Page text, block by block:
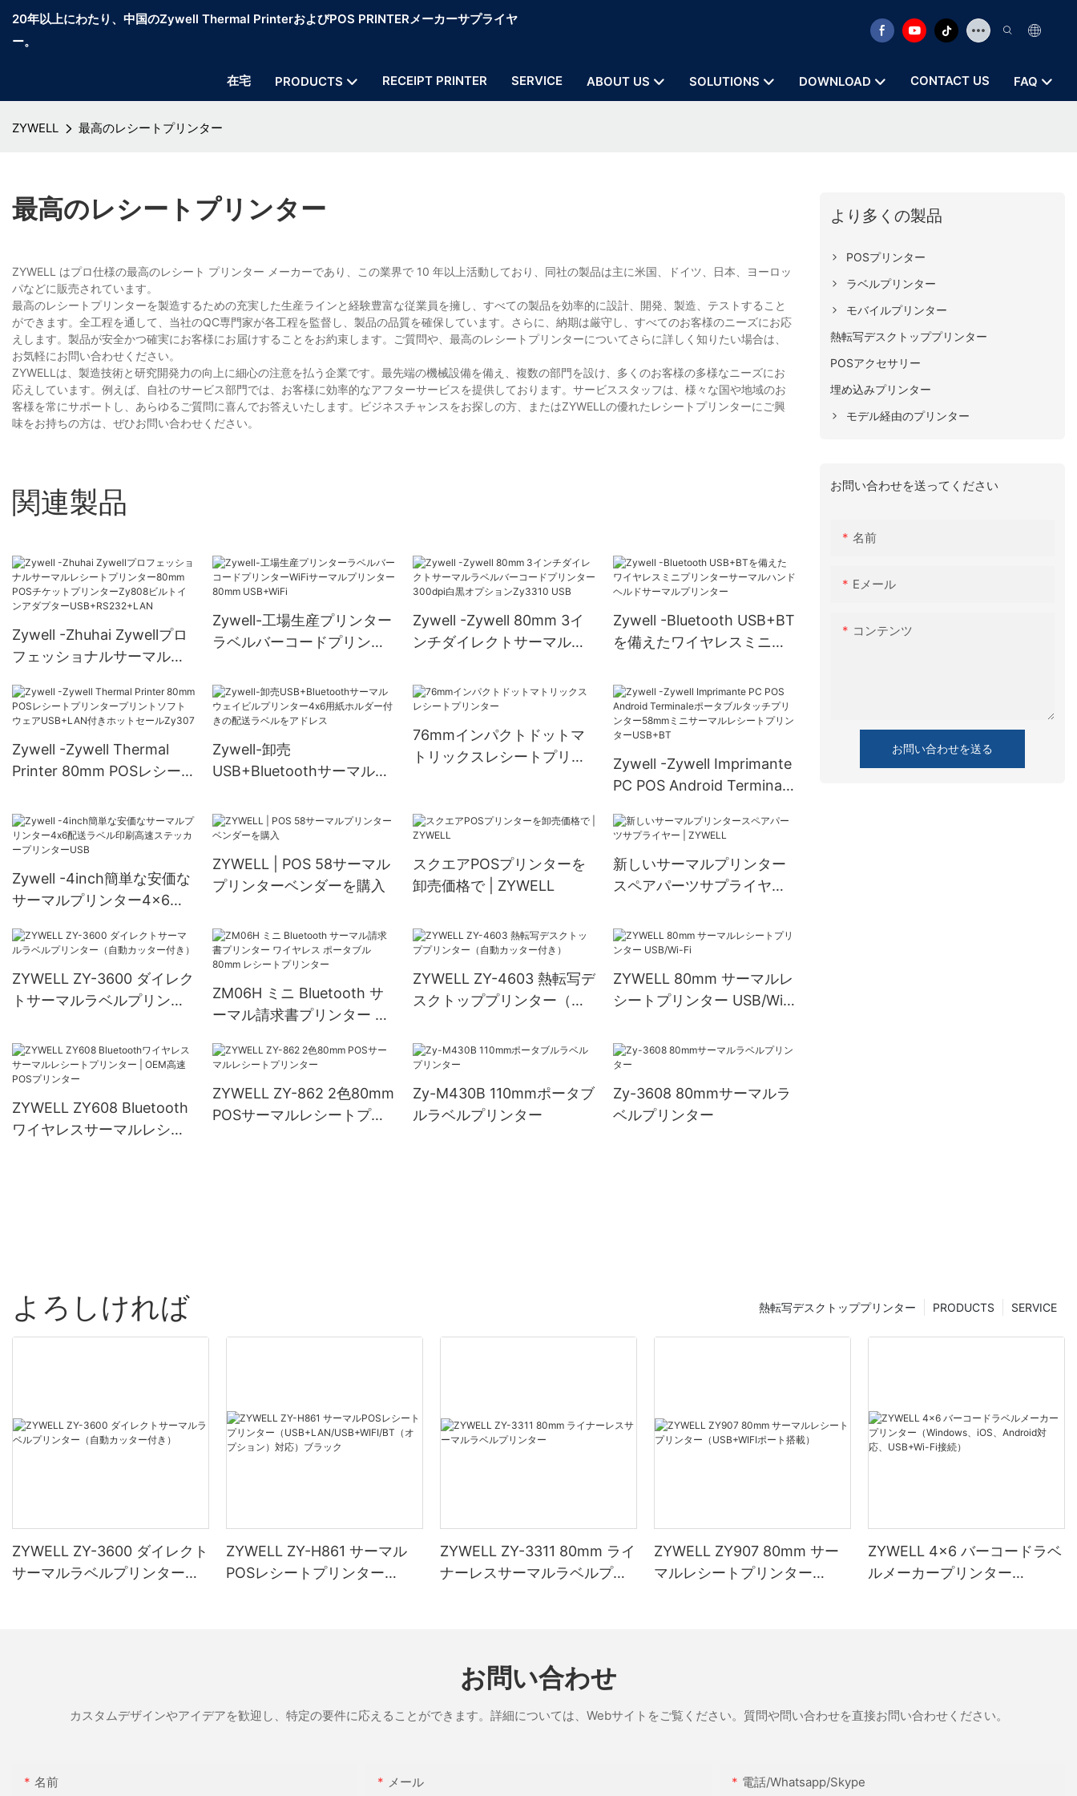
20年以上にわたり、中国のZywell Thermal PrinterおよびPOS PRINTERメーカーサプライヤ
ー。
在宅 PRODUCTS RECEIPT PRINTER SERVICE ABOUT US SOLUTIONS DOWNLOAD CONTACT US FAQ
ZYWELL 最高のレシートプリンター
最高のレシートプリンター
ZYWELL はプロ仕様の最高のレシート プリンター メーカーであり、この業界で 10 年以上活動しており、同社の製品は主に米国、ドイツ、日本、ヨーロッ
パなどに販売されています。
最高のレシートプリンターを製造するための充実した生産ラインと経験豊富な従業員を擁し、すべての製品を効率的に設計、開発、製造、テストすること
ができます。全工程を通して、当社のQC専門家が各工程を監督し、製品の品質を確保しています。さらに、納期は厳守し、すべてのお客様のニーズにお応
えします。製品が安全かつ確実にお客様にお届けすることをお約束します。ご質問や、最高のレシートプリンターについてさらに詳しく知りたい場合は、
お気軽にお問い合わせください。
ZYWELLは、製造技術と研究開発力の向上に細心の注意を払う企業です。最先端の機械設備を備え、複数の部門を設け、多くのお客様の多様なニーズにお
応えしています。例えば、自社のサービス部門では、お客様に効率的なアフターサービスを提供しております。サービススタッフは、様々な国や地域のお
客様を常にサポートし、あらゆるご質問に喜んでお答えいたします。ビジネスチャンスをお探しの方、またはZYWELLの優れたレシートプリンターにご興
味をお持ちの方は、ぜひお問い合わせください。
関連製品
Zywell -Zhuhai Zywellプロ
フェッショナルサーマルレ
POSチケットプリンター
Zy808ビルトインアダプタ
ーUSB+RS232+LAN
Zywell-工場生産プリンター
ラベルバーコードプリンタ
80mm USB+WiFi
Zywell -Zywell 80mm 3イ
ンチダイレクトサーマルラ
300dpi白黒オプション
Zy3310 USB
Zywell -Bluetooth USB+BT
を備えたワイヤレスミニプ
ルドサーマルプリンター
Zywell -Zywell Thermal
Printer 80mm POSレシー
トウェアUSB+LAN付きホ
ットセールZy307
Zywell-卸売
USB+Bluetoothサーマルウ
紙ホルダー付きの配送ラベ
ルをアドレス
76mmインパクトドットマ
トリックスレシートプリン
Zywell -Zywell Imprimante
PC POS Android Terminale
ー58mmミニサーマルレシ
Zywell -4inch簡単な安価な
サーマルプリンター4x6配
ープリンターUSB
ZYWELL | POS 58サーマル
プリンターベンダーを購入
スクエアPOSプリンターを
卸売価格で | ZYWELL
新しいサーマルプリンター
スペアパーツサプライヤー |
ZYWELL ZY-3600 ダイレク
トサーマルラベルプリンタ
ZM06H ミニ Bluetooth サ
ーマル請求書プリンター ワ
レシートプリンター
ZYWELL ZY-4603 熱転写デ
スクトッププリンター（自
ZYWELL 80mm サーマルレ
シートプリンター USB/Wi-
ZYWELL ZY608 Bluetooth
ワイヤレスサーマルレシー
ZYWELL ZY-862 2色80mm
POSサーマルレシートプリ
Zy-M430B 110mmポータブ
ルラベルプリンター
Zy-3608 80mmサーマルラ
ベルプリンター
より多くの製品
POSプリンター
ラベルプリンター
モバイルプリンター
熱転写デスクトッププリンター
POSアクセサリー
埋め込みプリンター
モデル経由のプリンター
お問い合わせを送ってください
名前
Eメール
コンテンツ
お問い合わせを送る
よろしければ SERVICE
PRODUCTS
熱転写デスクトッププリンター
ZYWELL ZY-3600 ダイレクト
サーマルラベルプリンター
ZYWELL ZY-H861 サーマル
POSレシートプリンター
ZYWELL ZY-3311 80mm ライ
ナーレスサーマルラベルプリ
ZYWELL ZY907 80mm サー
マルレシートプリンター
ZYWELL 4x6 バーコードラベ
ルメーカープリンター
お問い合わせ
カスタムデザインやアイデアを歓迎し、特定の要件に応えることができます。詳細については、Webサイトをご覧ください。質問や問い合わせを直接お問い合わせください。
名前 メール 電話/whatsapp/skype